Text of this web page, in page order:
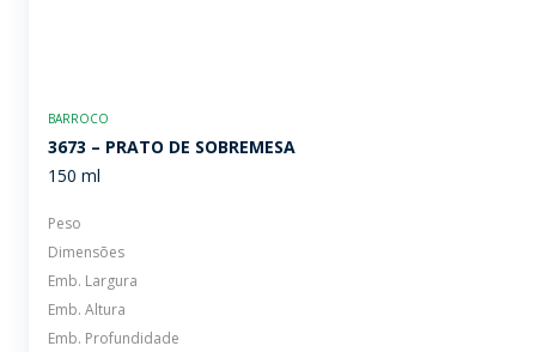
BARROCO
3673 – PRATO DE SOBREMESA
150 ml
Peso
Dimensões
Emb. Largura
Emb. Altura
Emb. Profundidade